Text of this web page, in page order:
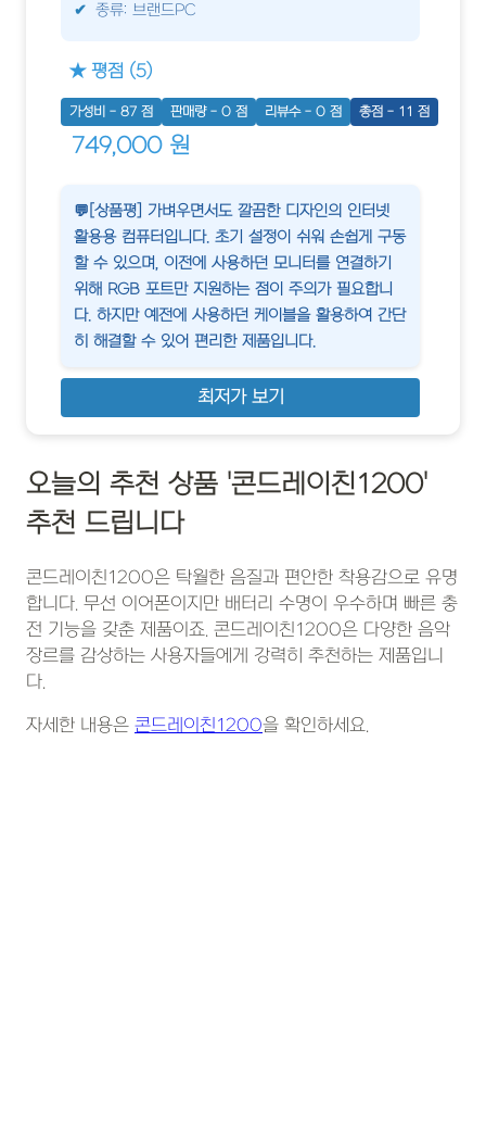
종류: 브랜드PC
★ 평점 (5)
가성비 - 87 점 판매량 - 0 점 리뷰수 - 0 점 총점 - 11 점
749,000 원
💬[상품평] 가벼우면서도 깔끔한 디자인의 인터넷
활용용 컴퓨터입니다. 초기 설정이 쉬워 손쉽게 구동
할 수 있으며, 이전에 사용하던 모니터를 연결하기
위해 RGB 포트만 지원하는 점이 주의가 필요합니
다. 하지만 예전에 사용하던 케이블을 활용하여 간단
히 해결할 수 있어 편리한 제품입니다.
최저가 보기
오늘의 추천 상품 '콘드레이친1200'
추천 드립니다
콘드레이친1200은 탁월한 음질과 편안한 착용감으로 유명
합니다. 무선 이어폰이지만 배터리 수명이 우수하며 빠른 충
전 기능을 갖춘 제품이죠. 콘드레이친1200은 다양한 음악
장르를 감상하는 사용자들에게 강력히 추천하는 제품입니
다.
자세한 내용은 콘드레이친1200을 확인하세요.